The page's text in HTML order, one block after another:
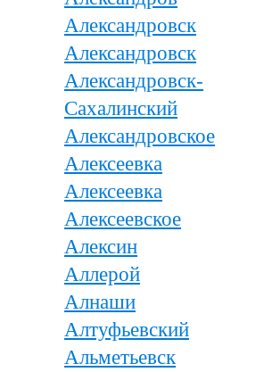
Александровск
Александровск
Александровск-
Сахалинский
Александровское
Алексеевка
Алексеевка
Алексеевское
Алексин
Аллерой
Алнаши
Алтуфьевский
Альметьевск